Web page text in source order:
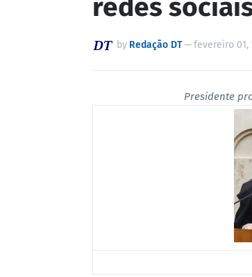
redes
by Redação DT—fevereiro 01,
Presidente